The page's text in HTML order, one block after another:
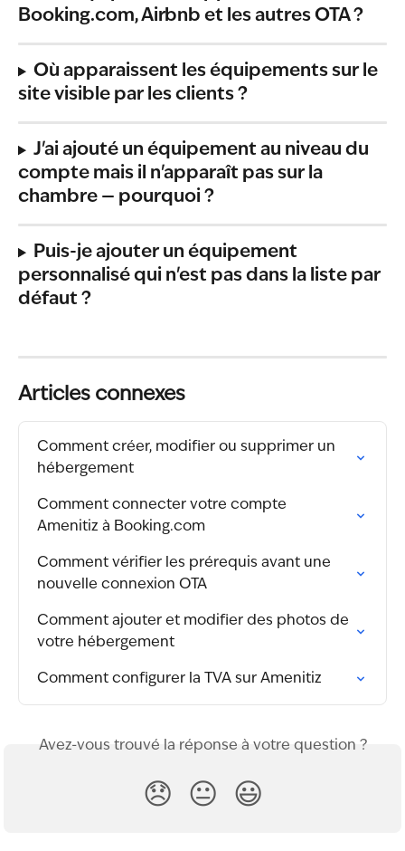
Booking.com, Airbnb et les autres OTA ?
Où apparaissent les équipements sur le
site visible par les clients ?
J'ai ajouté un équipement au niveau du
compte mais il n'apparaît pas sur la
chambre — pourquoi ?
Puis-je ajouter un équipement
personnalisé qui n'est pas dans la liste par
défaut ?
Articles connexes
Comment créer, modifier ou supprimer un
hébergement
Comment connecter votre compte
Amenitiz à Booking.com
Comment vérifier les prérequis avant une
nouvelle connexion OTA
Comment ajouter et modifier des photos de
votre hébergement
Comment configurer la TVA sur Amenitiz
Avez-vous trouvé la réponse à votre question ?
😞 😐 😃